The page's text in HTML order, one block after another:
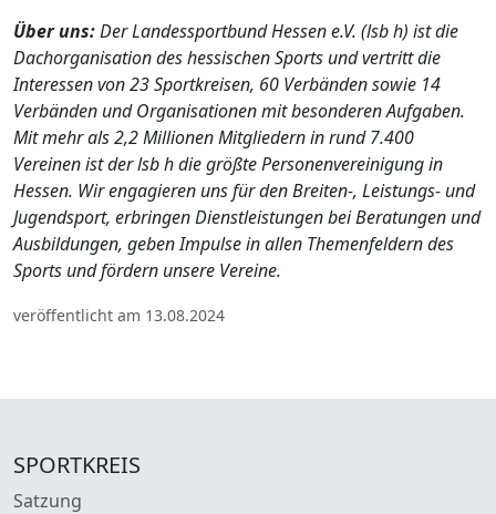
Über uns:Der Landessportbund Hessen e.V. (lsb h) ist die
Dachorganisation des hessischen Sports und vertritt die
Interessen von 23 Sportkreisen, 60 Verbänden sowie 14
Verbänden und Organisationen mit besonderen Aufgaben.
Mit mehr als 2,2 Millionen Mitgliedern in rund 7.400
Vereinen ist der lsb h die größte Personenvereinigung in
Hessen. Wir engagieren uns für den Breiten-, Leistungs- und
Jugendsport, erbringen Dienstleistungen bei Beratungen und
Ausbildungen, geben Impulse in allen Themenfeldern des
Sports und fördern unsere Vereine.
veröffentlicht am 13.08.2024
SPORTKREIS
Satzung